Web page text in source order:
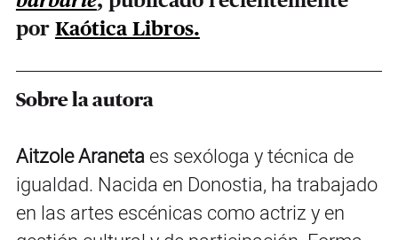
por Kaótica Libros.
Sobre la autora
Aitzole Aranetaes sexóloga y técnica de
igualdad. Nacida en Donostia, ha trabajado
en las artes escénicas como actriz y en